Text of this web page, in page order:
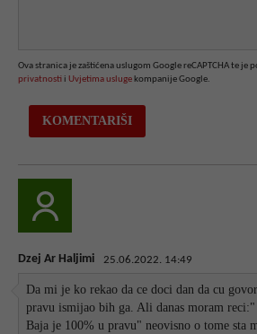
Ova stranica je zaštićena uslugom Google reCAPTCHA te je
privatnosti i Uvjetima usluge kompanije Google.
Dzej Ar Haljimi 25.06.2022. 14:49
Da mi je ko rekao da ce doci dan da cu
pravu ismijao bih ga. Ali danas moram
Baja je 100% u pravu" neovisno o tome sta